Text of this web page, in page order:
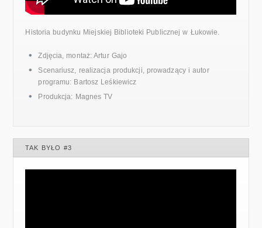
Historia budynku Miejskiej Biblioteki Publicznej w Łukowie.
Zdjęcia, montaż: Artur Gajo
Scenariusz, realizacja produkcji, prowadzący i autor
programu: Bartosz Leśkiewicz
Produkcja: Magnes TV
TAK BYŁO #3